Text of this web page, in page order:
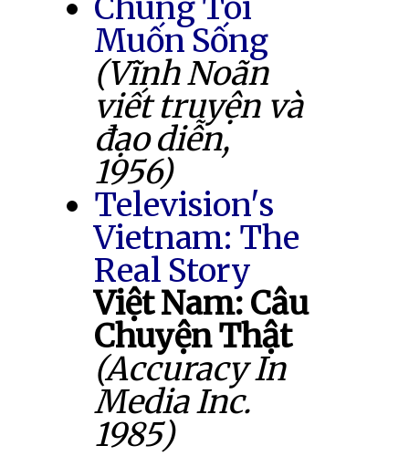
Muốn Sống
(Vĩnh Noãn
viết truyện và
đạo diễn,
1956)
Television's
Vietnam: The
Real Story
Việt Nam: Câu
Chuyện Thật
(Accuracy In
Media Inc.
1985)